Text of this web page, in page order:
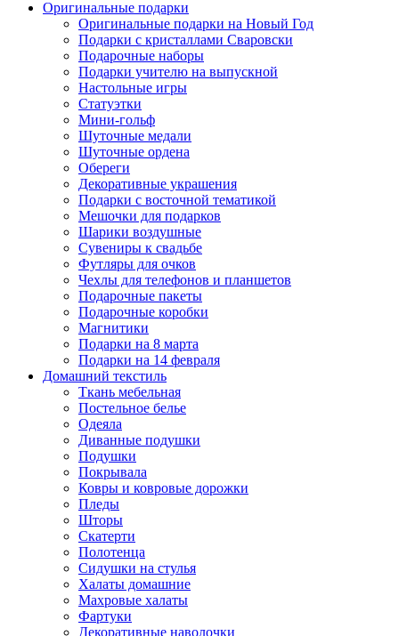
Оригинальные подарки
Оригинальные подарки на Новый Год
Подарки с кристаллами Сваровски
Подарочные наборы
Подарки учителю на выпускной
Настольные игры
Статуэтки
Мини-гольф
Шуточные медали
Шуточные ордена
Обереги
Декоративные украшения
Подарки с восточной тематикой
Мешочки для подарков
Шарики воздушные
Сувениры к свадьбе
Футляры для очков
Чехлы для телефонов и планшетов
Подарочные пакеты
Подарочные коробки
Магнитики
Подарки на 8 марта
Подарки на 14 февраля
Домашний текстиль
Ткань мебельная
Постельное белье
Одеяла
Диванные подушки
Подушки
Покрывала
Ковры и ковровые дорожки
Пледы
Шторы
Скатерти
Полотенца
Сидушки на стулья
Халаты домашние
Махровые халаты
Фартуки
Декоративные наволочки